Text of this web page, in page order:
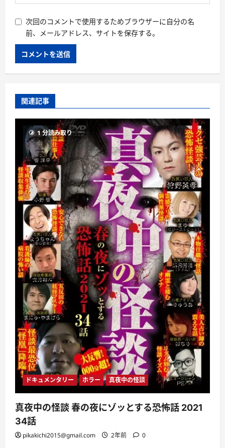
次回のコメントで使用するためブラウザーに自分の名
前、メールアドレス、サイトを保存する。
関連記事
1 分読み取り
ドキュメンタリー ホラー 真夜中の怪談
真夜中の怪談 春の夜にゾッとする恐怖話 2021
34話
pikakichi2015@gmail.com 2年前 0